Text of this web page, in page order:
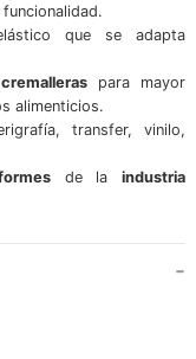
que se adapta
para mayor
alimenticios.
transfer, vinilo,
de laindustria